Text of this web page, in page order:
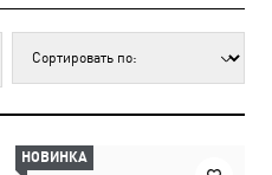
НОВИНКА